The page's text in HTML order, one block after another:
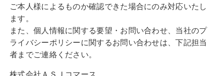
ご本人様によるものか確認できた場合にのみ対応いたし
ます。
また、個人情報に関する要望・お問い合わせ、当社のプ
ライバシーポリシーに関するお問い合わせは、下記担当
者までご連絡ください。